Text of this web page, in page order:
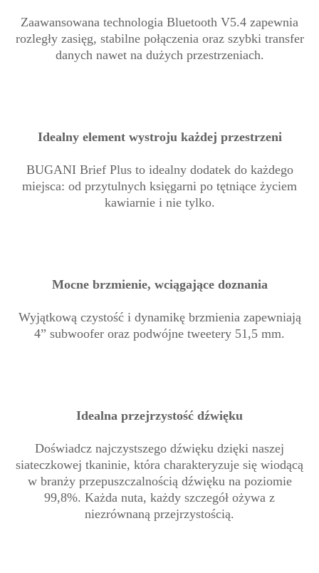
Zaawansowana technologia Bluetooth V5.4 zapewnia
rozległy zasięg, stabilne połączenia oraz szybki transfer
danych nawet na dużych przestrzeniach.
Idealny element wystroju każdej przestrzeni
BUGANI Brief Plus to idealny dodatek do każdego
miejsca: od przytulnych księgarni po tętniące życiem
kawiarnie i nie tylko.
Mocne brzmienie, wciągające doznania
Wyjątkową czystość i dynamikę brzmienia zapewniają
4” subwoofer oraz podwójne tweetery 51,5 mm.
Idealna przejrzystość dźwięku
Doświadcz najczystszego dźwięku dzięki naszej
siateczkowej tkaninie, która charakteryzuje się wiodącą
w branży przepuszczalnością dźwięku na poziomie
99,8%. Każda nuta, każdy szczegół ożywa z
niezrównaną przejrzystością.